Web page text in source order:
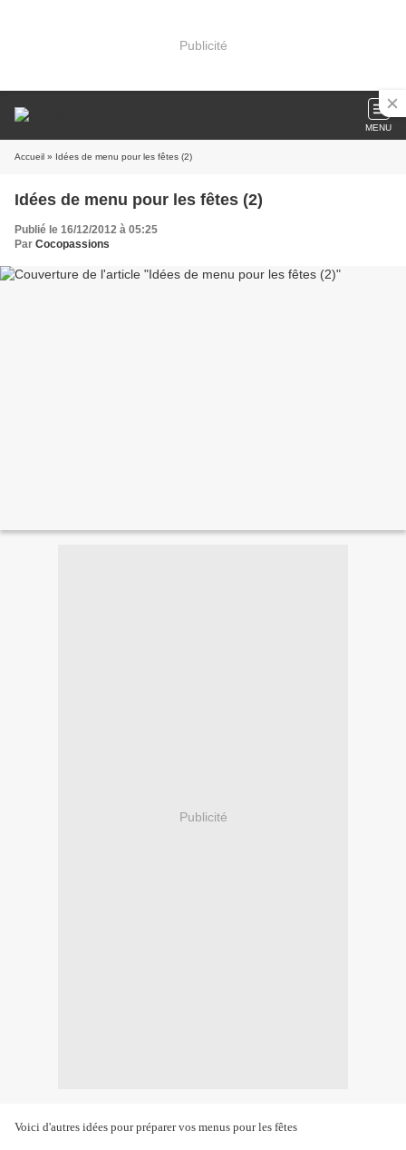
Publicité
MENU
Accueil » Idées de menu pour les fêtes (2)
Idées de menu pour les fêtes (2)
Publié le 16/12/2012 à 05:25
Par Cocopassions
Publicité
Voici d'autres idées pour préparer vos menus pour les fêtes